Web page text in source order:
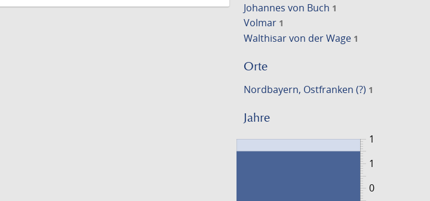
Johannes von Buch 1
Volmar 1
Walthisar von der Wage 1
Orte
Nordbayern, Ostfranken (?) 1
Jahre
1
0
1